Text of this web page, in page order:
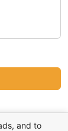
and to